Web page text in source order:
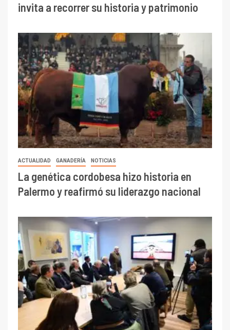
invita a recorrer su historia y patrimonio
ACTUALIDAD GANADERÍA NOTICIAS
La genética cordobesa hizo historia en
Palermo y reafirmó su liderazgo nacional